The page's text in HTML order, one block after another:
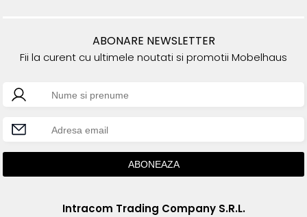
ABONARE NEWSLETTER
Fii la curent cu ultimele noutati si promotii Mobelhaus
Intracom Trading Company S.R.L.